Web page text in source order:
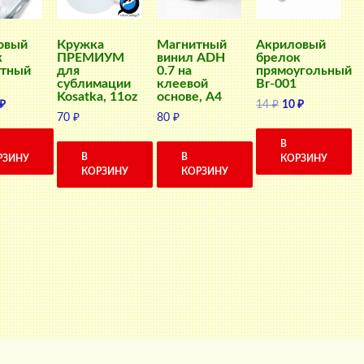
Текущая
цена:
Кружка
ПРЕМИУМ
для
сублимации
Kosatka, 11oz
70₽
В
КОРЗИНУ
Магнитный
винил ADH
0.7 на
клеевой
основе, A4
80₽
В
КОРЗИНУ
Акриловый
брелок
прямоугольный
Br-001
14₽
цена
составляла
14 ₽.
10₽Текущая
цена:
В
КОРЗИНУ